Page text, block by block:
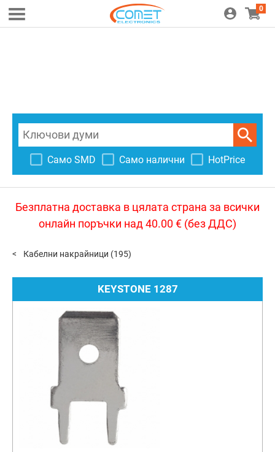
0
Само SMD Само налични HotPrice
Безплатна доставка в цялата страна за всички
онлайн поръчки над 40.00 € (без ДДС)
Кабелни накрайници (195)
KEYSTONE 1287